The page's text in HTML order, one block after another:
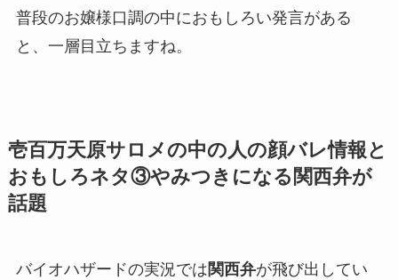
普段のお嬢様口調の中におもしろい発言がある
と、一層目立ちますね。
壱百万天原サロメの中の人の顔バレ情報と
おもしろネタ③やみつきになる関西弁が
話題
バイオハザードの実況では関西弁が飛び出してい